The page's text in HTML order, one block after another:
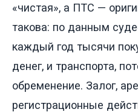
«чистая», а ПТС —
такова: по данным
каждый год тысячи
денег, и транспорта,
обременение. Залог,
регистрационные